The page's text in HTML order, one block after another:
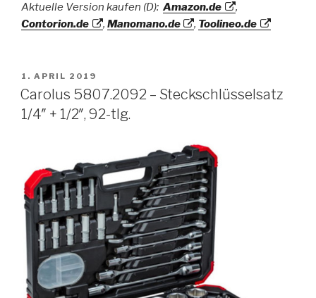
Aktuelle Version kaufen (D): Amazon.de
,
Contorion.de
, Manomano.de , Toolineo.de
VERÖFFENTLICHT
AM
1. APRIL 2019
Carolus 5807.2092 – Steckschlüsselsatz
1/4″ + 1/2″, 92-tlg.